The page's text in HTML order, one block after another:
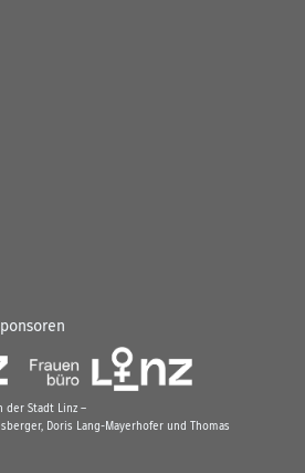
der Stadt Linz –
Doris Lang-Mayerhofer und Thomas